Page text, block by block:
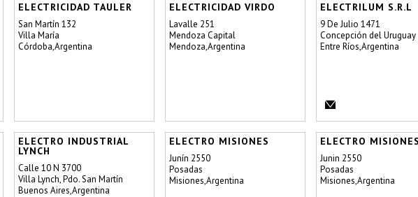
ELECTRICIDAD TAULER
San Martín 132
Villa María
Córdoba,Argentina
ELECTRICIDAD VIRDO
Lavalle 251
Mendoza Capital
Mendoza,Argentina
ELECTRILUM S.R.L
9 De Julio 1471
Concepción del Uruguay
Entre Ríos,Argentina
ELECTRO INDUSTRIAL
LYNCH
Calle 10 N 3700
Villa Lynch, Pdo. San Martín
Buenos Aires,Argentina
ELECTRO MISIONES
Junín 2550
Posadas
Misiones,Argentina
ELECTRO MISIONES
Junin 2550
Posadas
Misiones,Argentina